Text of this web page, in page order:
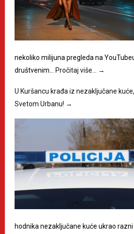
nekoliko milijuna pregleda na
društvenim… Pročitaj više… →
U Kuršancu krađa iz nezaključane
Svetom Urbanu! →
hodnika nezaključane kuće ukrao razni